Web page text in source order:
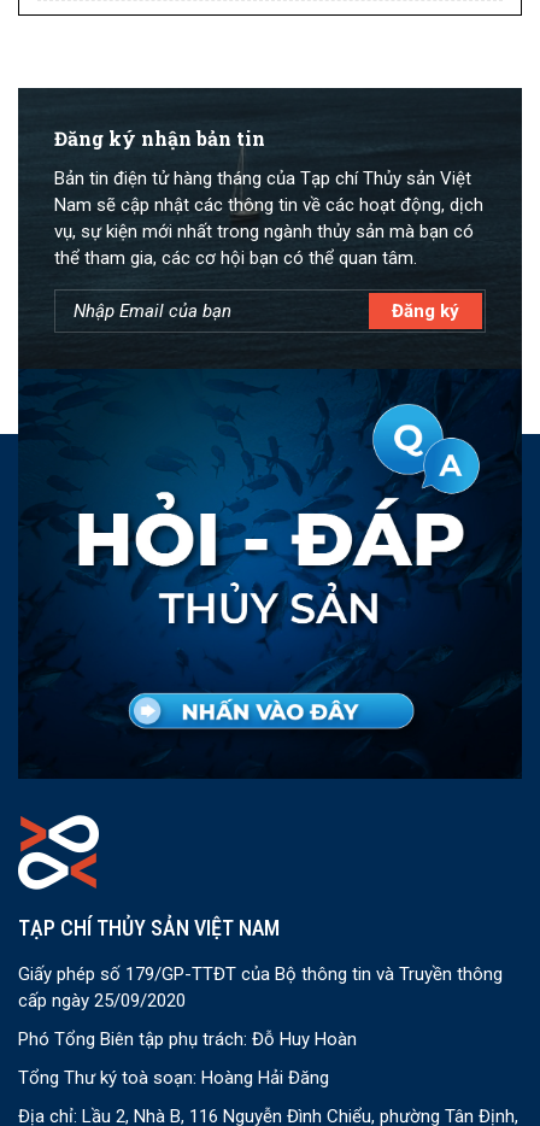
Đăng ký nhận bản tin
Bản tin điện tử hàng tháng của Tạp chí Thủy sản Việt
Nam sẽ cập nhật các thông tin về các hoạt động, dịch
vụ, sự kiện mới nhất trong ngành thủy sản mà bạn có
thể tham gia, các cơ hội bạn có thể quan tâm.
TẠP CHÍ THỦY SẢN VIỆT NAM
Giấy phép số 179/GP-TTĐT của Bộ thông tin và Truyền thông
cấp ngày 25/09/2020
Phó Tổng Biên tập phụ trách: Đỗ Huy Hoàn
Tổng Thư ký toà soạn: Hoàng Hải Đăng
Địa chỉ: Lầu 2, Nhà B, 116 Nguyễn Đình Chiểu, phường Tân Định,